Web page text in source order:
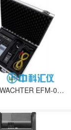
德国KLEINWACHTER EFM-025 静电场测试仪及套件